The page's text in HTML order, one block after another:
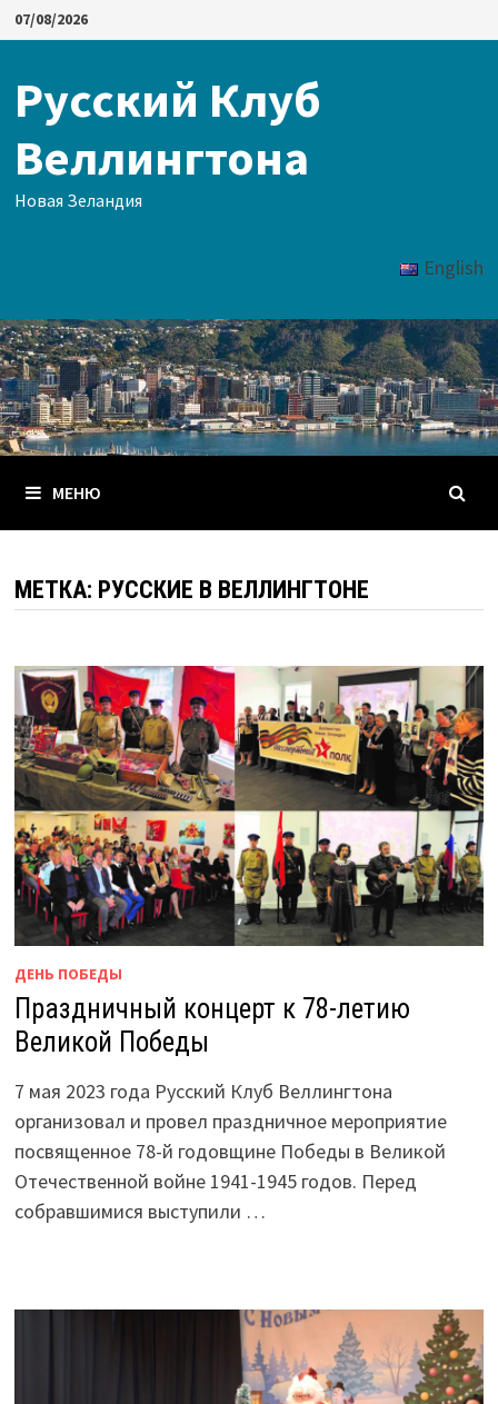
Перейти
к
07/08/2026
Русский Клуб
Веллингтона
Новая Зеландия
English
МЕНЮ
МЕТКА: РУССКИЕ В ВЕЛЛИНГТОНЕ
ДЕНЬ ПОБЕДЫ
Праздничный концерт к 78-летию
Великой Победы
7 мая 2023 года Русский Клуб Веллингтона
организовал и провел праздничное мероприятие
посвященное 78-й годовщине Победы в Великой
Отечественной войне 1941-1945 годов. Перед
собравшимися выступили …